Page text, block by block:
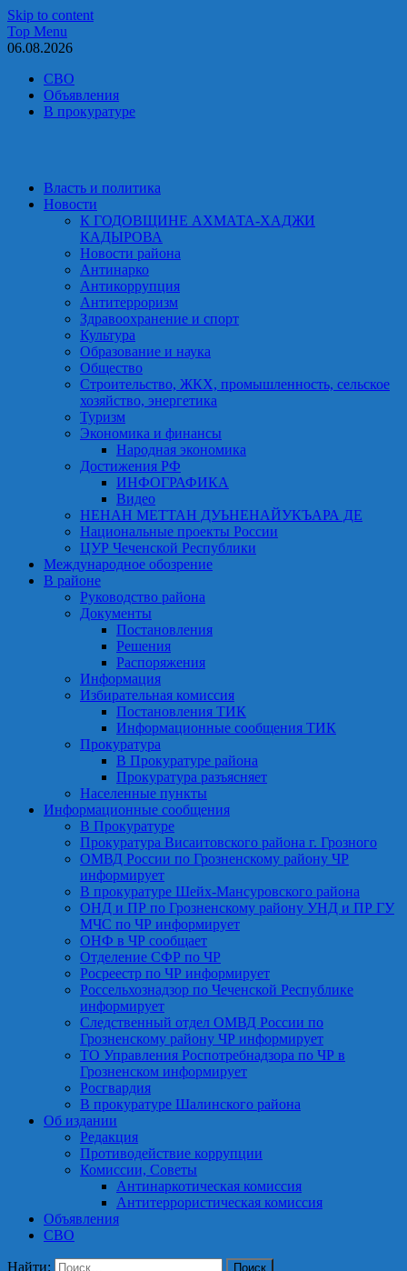
Skip to content
Top Menu
06.08.2026
СВО
Объявления
В прокуратуре
Власть и политика
Новости
К ГОДОВЩИНЕ АХМАТА-ХАДЖИ
КАДЫРОВА
Новости района
Антинарко
Антикоррупция
Антитерроризм
Здравоохранение и спорт
Культура
Образование и наука
Общество
Строительство, ЖКХ, промышленность, сельское
хозяйство, энергетика
Туризм
Экономика и финансы
Народная экономика
Достижения РФ
ИНФОГРАФИКА
Видео
НЕНАН МЕТТАН ДУЬНЕНАЙУКЪАРА ДЕ
Национальные проекты России
ЦУР Чеченской Республики
Международное обозрение
В районе
Руководство района
Документы
Постановления
Решения
Распоряжения
Информация
Избирательная комиссия
Постановления ТИК
Информационные сообщения ТИК
Прокуратура
В Прокуратуре района
Прокуратура разъясняет
Населенные пункты
Информационные сообщения
В Прокуратуре
Прокуратура Висаитовского района г. Грозного
ОМВД России по Грозненскому району ЧР
информирует
В прокуратуре Шейх-Мансуровского района
ОНД и ПР по Грозненскому району УНД и ПР ГУ
МЧС по ЧР информирует
ОНФ в ЧР сообщает
Отделение СФР по ЧР
Росреестр по ЧР информирует
Россельхознадзор по Чеченской Республике
информирует
Следственный отдел ОМВД России по
Грозненскому району ЧР информирует
ТО Управления Роспотребнадзора по ЧР в
Грозненском информирует
Росгвардия
В прокуратуре Шалинского района
Об издании
Редакция
Противодействие коррупции
Комиссии, Советы
Антинаркотическая комиссия
Антитеррористическая комиссия
Объявления
СВО
Найти: